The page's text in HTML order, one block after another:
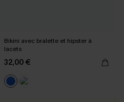
Bikini avec bralette et hipster à
lacets
32,00 €